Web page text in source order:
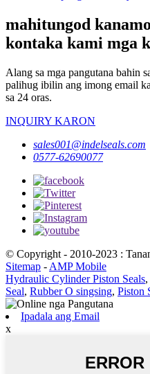
mahitungod
kontaka kami mga
Alang sa mga pangutana bahin
palihug ibilin ang imong email
sa 24 oras.
INQUIRY KARON
sales001@indelseals.com
0577-62690077
© Copyright - 2010-2023 :
Sitemap - AMP Mobile
Hydraulic Cylinder Piston Seals,
Seal, Rubber O singsing, Piston
Ipadala ang Email
x